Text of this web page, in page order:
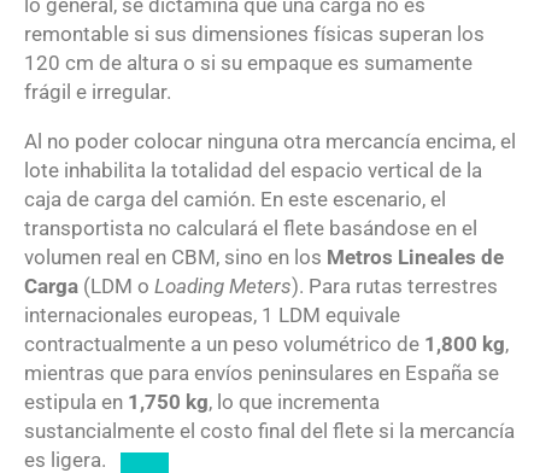
remontable si sus dimensiones físicas superan los
120 cm de altura o si su empaque es sumamente
frágil e irregular.
Al no poder colocar ninguna otra mercancía encima, el
lote inhabilita la totalidad del espacio vertical de la
caja de carga del camión. En este escenario, el
transportista no calculará el flete basándose en el
volumen real en CBM, sino en los Metros Lineales de
Carga (LDM o Loading Meters). Para rutas terrestres
internacionales europeas, 1 LDM equivale
contractualmente a un peso volumétrico de 1 ,800 kg,
mientras que para envíos peninsulares en España se
estipula en 1 ,750 kg, lo que incrementa
sustancialmente el costo final del flete si la mercancía
es ligera.